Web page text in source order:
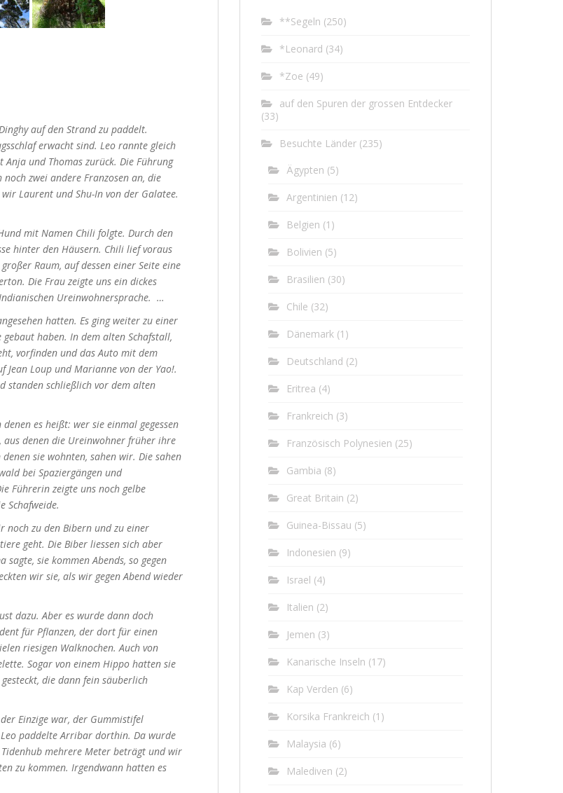
auf den Strand zu paddelt.
erwacht sind. Leo rannte gleich
und Thomas zurück. Die Führung
zwei andere Franzosen an, die
Laurent und Shu-In von der Galatee.
mit Namen Chili folgte. Durch den
hinter den Häusern. Chili lief voraus
Raum, auf dessen einer Seite eine
Die Frau zeigte uns ein dickes
Ureinwohnersprache. …
hatten. Es ging weiter zu einer
haben. In dem alten Schafstall,
vorfinden und das Auto mit dem
Loup und Marianne von der Yao!.
standen schließlich vor dem alten
es heißt: wer sie einmal gegessen
aus denen die Ureinwohner früher ihre
sie wohnten, sahen wir. Die sahen
bei Spaziergängen und
Führerin zeigte uns noch gelbe
Schafweide.
noch zu den Bibern und zu einer
geht. Die Biber liessen sich aber
sie kommen Abends, so gegen
wir sie, als wir gegen Abend wieder
dazu. Aber es wurde dann doch
für Pflanzen, der dort für einen
riesigen Walknochen. Auch von
Sogar von einem Hippo hatten sie
die dann fein säuberlich
Einzige war, der Gummistifel
paddelte Arribar dorthin. Da wurde
mehrere Meter beträgt und wir
zu kommen. Irgendwann hatten es
**Segeln (250)
*Leonard (34)
*Zoe (49)
auf den Spuren der grossen Entdecker
(33)
Besuchte Länder (235)
Ägypten (5)
Argentinien (12)
Belgien (1)
Bolivien (5)
Brasilien (30)
Chile (32)
Dänemark (1)
Deutschland (2)
Eritrea (4)
Frankreich (3)
Französisch Polynesien (25)
Gambia (8)
Great Britain (2)
Guinea-Bissau (5)
Indonesien (9)
Israel (4)
Italien (2)
Jemen (3)
Kanarische Inseln (17)
Kap Verden (6)
Korsika Frankreich (1)
Malaysia (6)
Malediven (2)